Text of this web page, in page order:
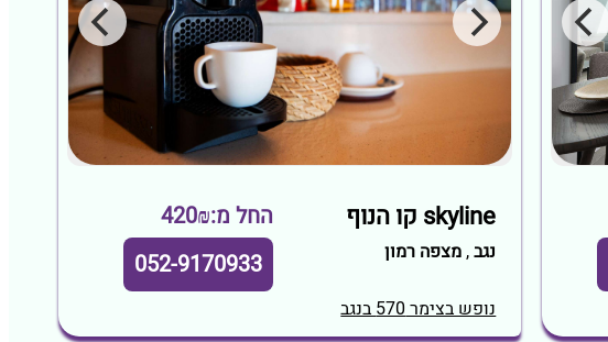
skyline קו הנוף החל מ:420₪
נגב,מצפה רמון 052-9170933
נופש בצימר 570 בנגב